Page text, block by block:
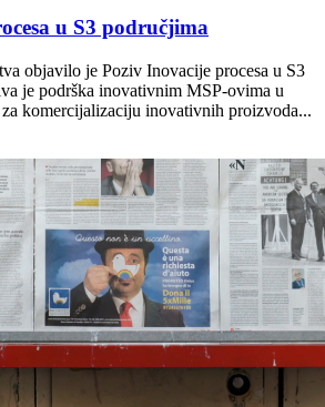
u S3 područjima
objavilo je Poziv Inovacije procesa u S3
je podrška inovativnim MSP-ovima u
komercijalizaciju inovativnih proizvoda...